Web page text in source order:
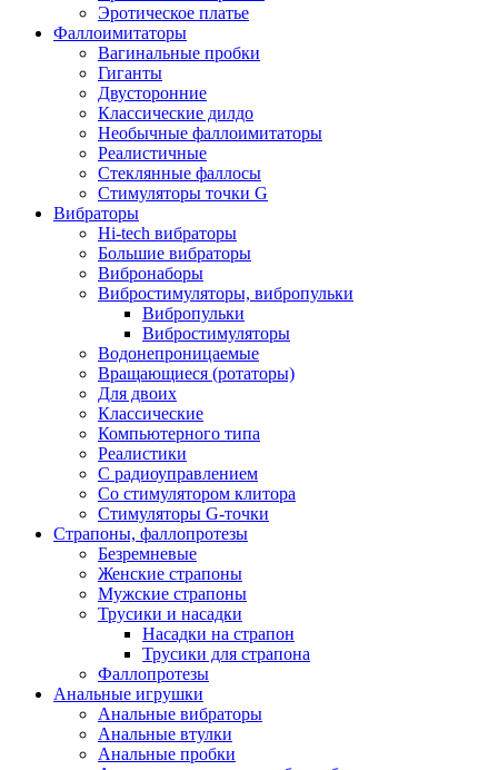
Эротическое платье
Фаллоимитаторы
Вагинальные пробки
Гиганты
Двусторонние
Классические дилдо
Необычные фаллоимитаторы
Реалистичные
Стеклянные фаллосы
Стимуляторы точки G
Вибраторы
Hi-tech вибраторы
Большие вибраторы
Вибронаборы
Вибростимуляторы, вибропульки
Вибропульки
Вибростимуляторы
Водонепроницаемые
Вращающиеся (ротаторы)
Для двоих
Классические
Компьютерного типа
Реалистики
С радиоуправлением
Со стимулятором клитора
Стимуляторы G-точки
Страпоны, фаллопротезы
Безремневые
Женские страпоны
Мужские страпоны
Трусики и насадки
Насадки на страпон
Трусики для страпона
Фаллопротезы
Анальные игрушки
Анальные вибраторы
Анальные втулки
Анальные пробки